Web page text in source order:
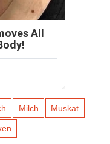
All
Milch Muskat